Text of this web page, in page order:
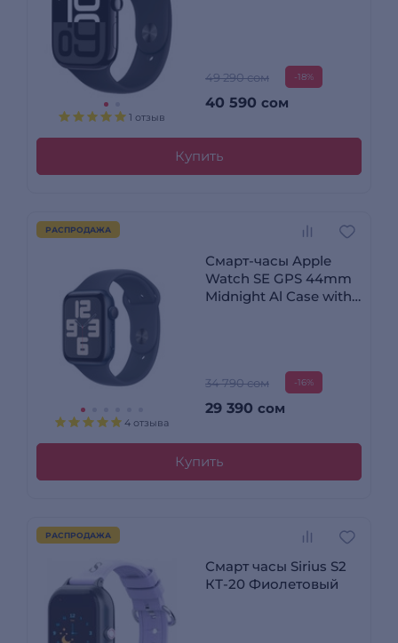
1 отзыв
49 290 сом -18%
40 590 сом
Купить
РАСПРОДАЖА
4 отзыва
Смарт-часы Apple
Watch SE GPS 44mm
Midnight Al Case with
34 790 сом -16%
29 390 сом
Купить
РАСПРОДАЖА
Смарт часы Sirius S2
КТ-20 Фиолетовый